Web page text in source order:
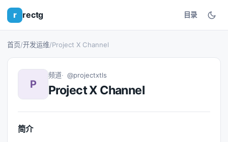
r rectg 目录
首页/开发运维/Project X Channel
P
频道 @projectxtls
Project X Channel
简介